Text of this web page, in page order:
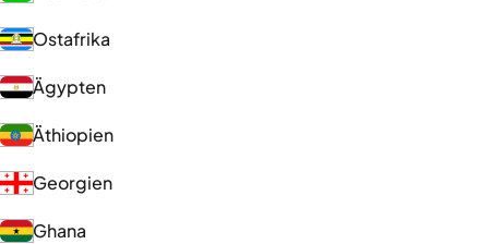
Ostafrika
Ägypten
Äthiopien
Georgien
Ghana